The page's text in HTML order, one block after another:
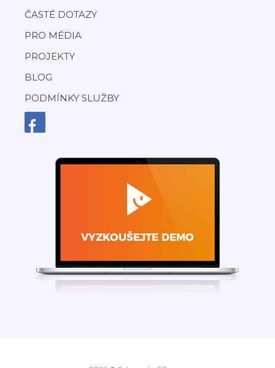
ČASTÉ DOTAZY
PRO MÉDIA
PROJEKTY
BLOG
PODMÍNKY SLUŽBY